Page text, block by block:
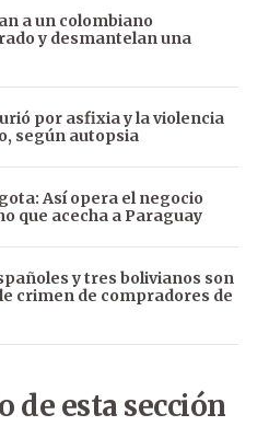
a un colombiano
y desmantelan una
por asfixia y la violencia
según autopsia
Así opera el negocio
que acecha a Paraguay
y tres bolivianos son
crimen de compradores de
de esta sección